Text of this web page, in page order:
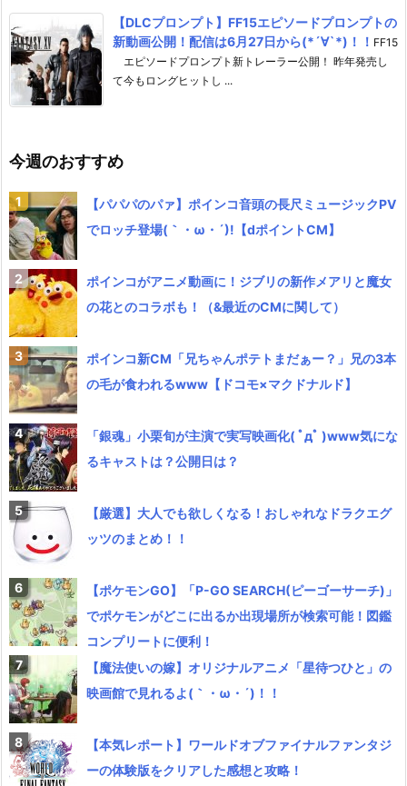
【DLCプロンプト】FF15エピソードプロンプトの
新動画公開！配信は6月27日から(*´∀`*)！！ FF15
エピソードプロンプト新トレーラー公開！ 昨年発売し
て今もロングヒットし ...
今週のおすすめ
【パパパのパァ】ポインコ音頭の長尺ミュージックPV
でロッチ登場(｀・ω・´)!【dポイントCM】
ポインコがアニメ動画に！ジブリの新作メアリと魔女
の花とのコラボも！（&最近のCMに関して）
ポインコ新CM「兄ちゃんポテトまだぁー？」兄の3本
の毛が食われるwww【ドコモ×マクドナルド】
「銀魂」小栗旬が主演で実写映画化( ﾟдﾟ )www気にな
るキャストは？公開日は？
【厳選】大人でも欲しくなる！おしゃれなドラクエグ
ッツのまとめ！！
【ポケモンGO】「P-GO SEARCH(ピーゴーサーチ)」
でポケモンがどこに出るか出現場所が検索可能！図鑑
コンプリートに便利！
【魔法使いの嫁】オリジナルアニメ「星待つひと」の
映画館で見れるよ(｀・ω・´)！！
【本気レポート】ワールドオブファイナルファンタジ
ーの体験版をクリアした感想と攻略！